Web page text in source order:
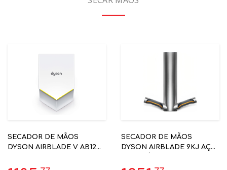
SECADOR DE MÃOS
DYSON AIRBLADE V AB12
BRANCO - HOTELARIA
SECADOR DE MÃOS
DYSON AIRBLADE 9KJ AÇO